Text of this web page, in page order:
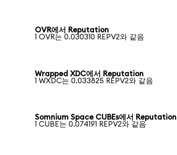
OVR에서 Reputation
1 OVR는 0.030310 REPV2와 같음
Wrapped XDC에서 Reputation
1 WXDC는 0.033825 REPV2와 같음
Somnium Space CUBEs에서 Reputation
1 CUBE는 0.074191 REPV2와 같음